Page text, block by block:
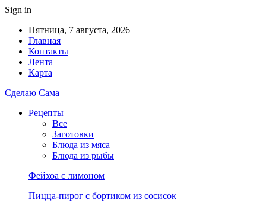
Sign in
Пятница, 7 августа, 2026
Главная
Контакты
Лента
Карта
Сделаю Сама
Рецепты
Все
Заготовки
Блюда из мяса
Блюда из рыбы
Фейхоа с лимоном
Пицца-пирог с бортиком из сосисок